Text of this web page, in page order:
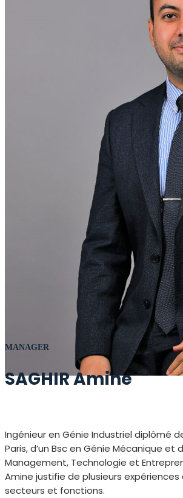
MANAGER
SAGHIR Amine
Ingénieur en Génie Industriel diplômé
Paris, d’un Bsc en Génie Mécanique et
Management, Technologie et
Amine justifie de plusieurs
secteurs et fonctions.